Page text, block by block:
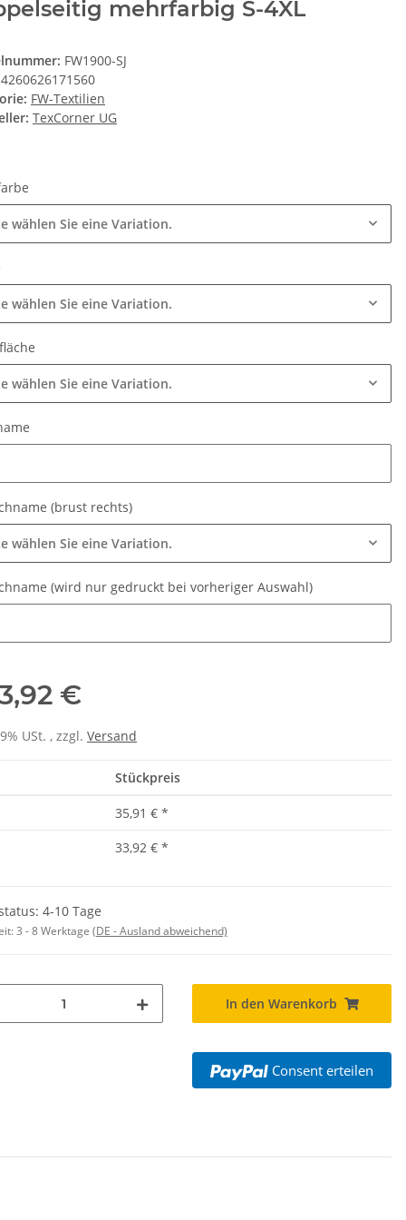
mehrfarbig S-4XL
FW1900-SJ
4260626171560
FW-Textilien
TexCorner UG
wählen Sie eine Variation.
wählen Sie eine Variation.
wählen Sie eine Variation.
(brust rechts)
wählen Sie eine Variation.
(wird nur gedruckt bei vorheriger Auswahl)
€
USt. , zzgl. Versand
Stückpreis
35,91 € *
33,92 € *
4-10 Tage
3 - 8 Werktage (DE - Ausland abweichend)
In den Warenkorb
Consent erteilen
5010
inkl.